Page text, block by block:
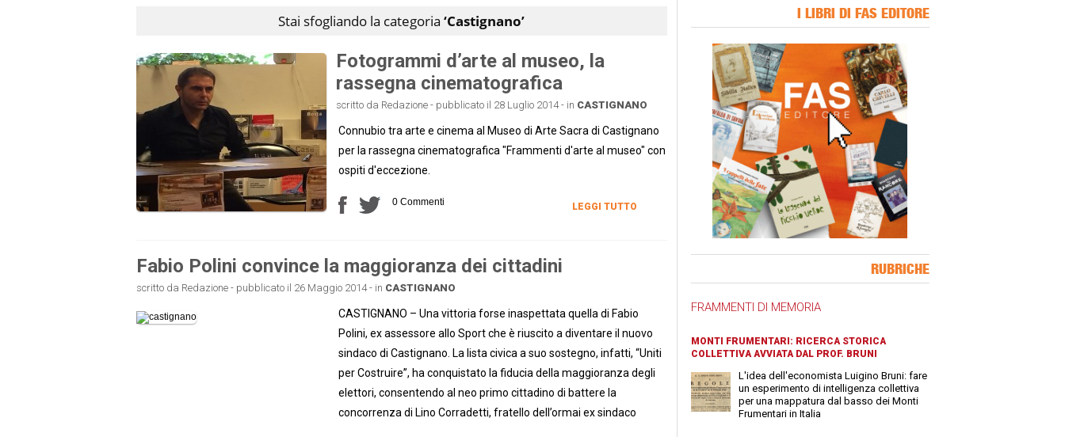
Stai sfogliando la categoria ‘Castignano’
Fotogrammi d’arte al museo, la
rassegna cinematografica
scritto da Redazione - pubblicato il 28 Luglio 2014 - in CASTIGNANO
Connubio tra arte e cinema al Museo di Arte Sacra di Castignano
per la rassegna cinematografica "Frammenti d'arte al museo" con
ospiti d'eccezione.
0 Commenti LEGGI TUTTO
Fabio Polini convince la maggioranza dei cittadini
scritto da Redazione - pubblicato il 26 Maggio 2014 - in CASTIGNANO
CASTIGNANO – Una vittoria forse inaspettata quella di Fabio
Polini, ex assessore allo Sport che è riuscito a diventare il nuovo
sindaco di Castignano. La lista civica a suo sostegno, infatti, “Uniti
per Costruire”, ha conquistato la fiducia della maggioranza degli
elettori, consentendo al neo primo cittadino di battere la
concorrenza di Lino Corradetti, fratello dell’ormai ex sindaco
I LIBRI DI FAS EDITORE
RUBRICHE
FRAMMENTI DI MEMORIA
MONTI FRUMENTARI: RICERCA STORICA
COLLETTIVA AVVIATA DAL PROF. BRUNI
L'idea dell'economista Luigino Bruni: fare
un esperimento di intelligenza collettiva
per una mappatura dal basso dei Monti
Frumentari in Italia